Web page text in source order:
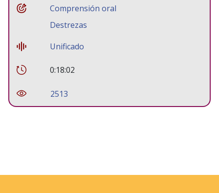
Comprensión oral
Destrezas
Unificado
0:18:02
2513